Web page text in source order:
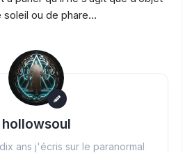
soleil ou de phare…
hollowsoul
ans j'écris sur le paranormal